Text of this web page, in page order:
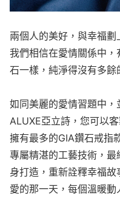
兩個人的美好，與幸福劃
我們相信在愛情關係中
石一樣，純淨得沒有多餘
如同美麗的愛情習題中
ALUXE亞立詩，您可以
擁有最多的GIA鑽石戒指
專屬精湛的工藝技術，
身打造，重新詮釋幸福
愛的那一天，每個溫暖動